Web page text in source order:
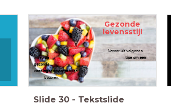
Gezonde
levensstijl
Noteer uit volgende
video detips om een
gezonde
voedingsgewoonteop te
bouwen.
Slide 30 - Tekstslide